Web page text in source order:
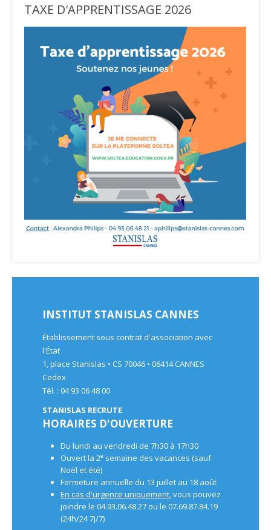
TAXE D'APPRENTISSAGE 2026
INSTITUT STANISLAS CANNES
Établissement sous contrat d'association avec
l'État
1, place Stanislas • CS 70046 • 06414 CANNES
Cedex
Tél. : 04 93 06 48 00
STANISLAS RECRUTE
HORAIRES D'OUVERTURE
Du lundi au vendredi de 7h30 à 17h30
Ouvert la 2e semaine des vacances (sauf
Noël et été)
Fermeture annuelle du 13 juillet au 18 août
En cas d'urgence uniquement , vous pouvez
joindre le 04.93.06.48.27 ou le 07.69.87.84.19
(24h/24 7j/7)